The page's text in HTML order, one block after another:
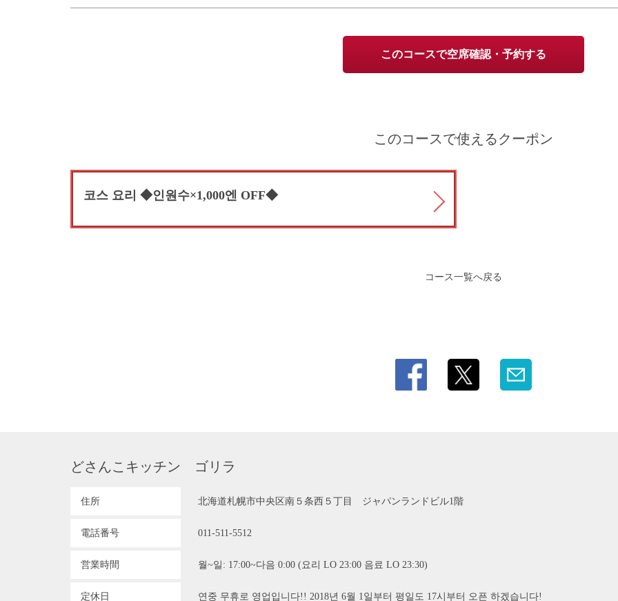
このコースで空席確認・予約する
このコースで使えるクーポン
코스 요리 ◆인원수×1,000엔 OFF◆
コース一覧へ戻る
どさんこキッチン ゴリラ
住所 北海道札幌市中央区南５条西５丁目 ジャパンランドビル1階
電話番号 011-511-5512
営業時間 월~일: 17:00~다음 0:00 (요리 LO 23:00 음료 LO 23:30)
定休日 연중 무휴로 영업입니다!! 2018년 6월 1일부터 평일도 17시부터 오픈 하겠습니다!